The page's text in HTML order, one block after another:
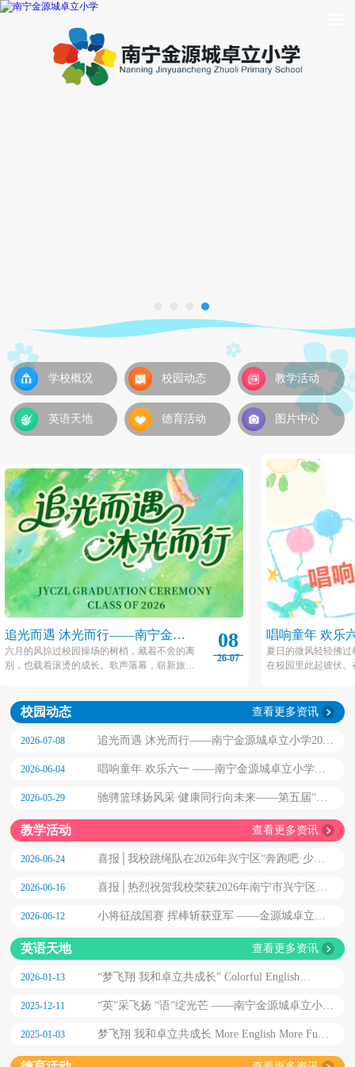
学校概况 校园动态 教学活动
英语天地 德育活动 图片中心
追光而遇 沐光而行——南宁金源
城卓立小学2026届毕业典礼
六月的风掠过校园操场的树梢，藏着不舍的离
别，也载着滚烫的成长。歌声落幕，崭新旅程
场闪闪发光的未来。
08
26-07
唱响童年 欢
城卓立小学
动
夏日的微风轻轻拂
在校园里此起彼伏
之际拉开帷幕！
校园动态 查看更多资讯
2026-07-08
追光而遇 沐光而行——南宁金源城卓立小学2026
届毕业典礼
2026-06-04
唱响童年 欢乐六一 ——南宁金源城卓立小学
2026艺术节系列主题活动
2026-05-29
驰骋篮球扬风采 健康同行向未来——第五届“卓
立杯”篮球联赛闭幕式
教学活动 查看更多资讯
2026-06-24
喜报│我校跳绳队在2026年兴宁区“奔跑吧·少
年”儿童青少年主题健身活动暨“南小兴友小宁”杯
2026-06-16
喜报│热烈祝贺我校荣获2026年南宁市兴宁区中
小学“阳光大课间”展示活动一等奖
2026-06-12
小将征战国赛 挥棒斩获亚军 ——金源城卓立学
前部 U6 棒球队征战全国软式棒垒球赛载誉而归
英语天地 查看更多资讯
2026-01-13
“梦飞翔 我和卓立共成长” Colorful English
Confidence Glow 第七届英语展示艺术节暨英语教
2025-12-11
“英”采飞扬 “语”绽光芒 ——南宁金源城卓立小学
第二届 “卓立 Level ”英语测评
2025-01-03
梦飞翔 我和卓立共成长 More English More Fun
——第六届英语展示艺术节暨英语教学汇报展演